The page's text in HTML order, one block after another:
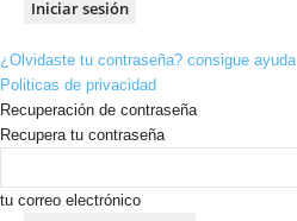
¿Olvidaste tu contraseña? consigue ayuda
Politicas de privacidad
Recuperación de contraseña
Recupera tu contraseña
tu correo electrónico